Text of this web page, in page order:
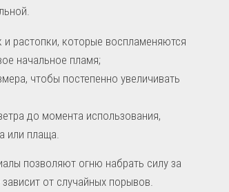
и растопки, которые воспламеняются
начальное пламя;
чтобы постепенно увеличивать
до момента использования,
плаща.
позволяют огню набрать силу за
от случайных порывов.